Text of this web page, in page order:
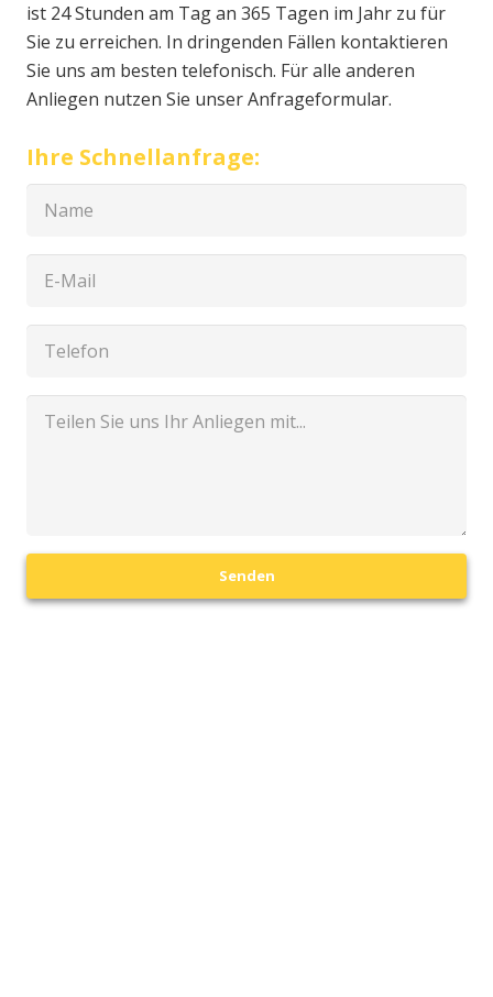
ist 24 Stunden am Tag an 365 Tagen im Jahr zu für
Sie zu erreichen. In dringenden Fällen kontaktieren
Sie uns am besten telefonisch. Für alle anderen
Anliegen nutzen Sie unser Anfrageformular.
Ihre Schnellanfrage:
Senden